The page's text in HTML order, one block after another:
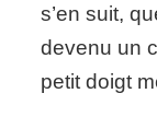
s’en suit,
devenu un
petit doigt